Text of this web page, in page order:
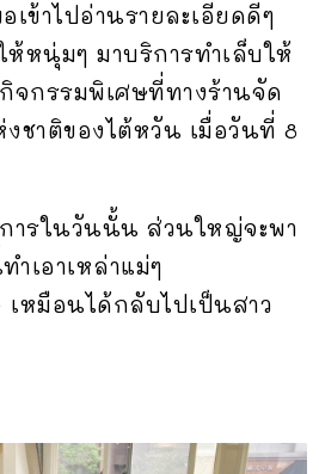
ข้าไปอ่านรายละเอียดดีๆ
ห้หนุ่มๆ มาบริการทำเล็บให้
จกรรมพิเศษที่ทางร้านจัด
ชาติของไต้หวัน เมื่อวันที่ 8
ารในวันนั้น ส่วนใหญ่จะพา
เอาเหล่าแม่ๆ
เหมือนได้กลับไปเป็นสาว